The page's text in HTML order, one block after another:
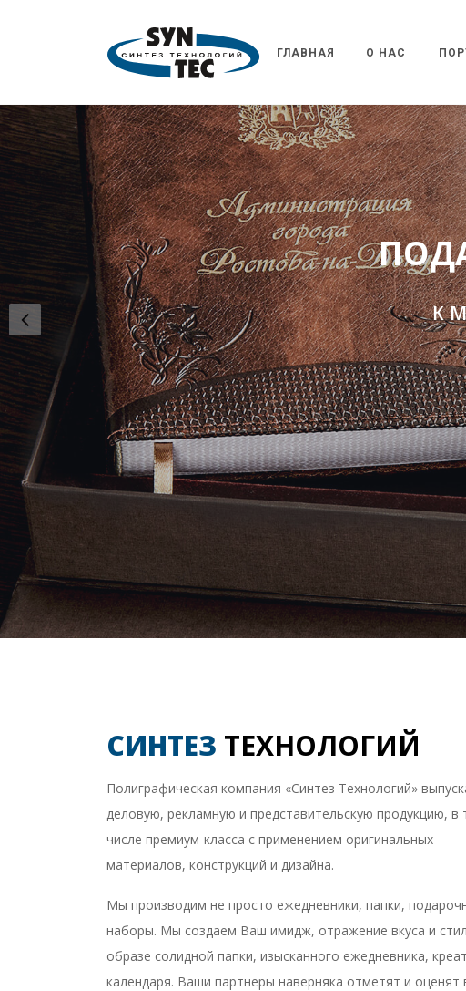
ГЛАВНАЯ О НАС
СИНТЕЗ ТЕХНОЛОГИЙ
Полиграфическая компания «Синтез Технологий»
деловую, рекламную и представительскую продукцию, в
числе премиум-класса с применением оригинальных
материалов, конструкций и дизайна.
Мы производим не просто ежедневники, папки,
наборы. Мы создаем Ваш имидж, отражение вкуса и
образе солидной папки, изысканного ежедневника,
календаря. Ваши партнеры наверняка отметят и оценят